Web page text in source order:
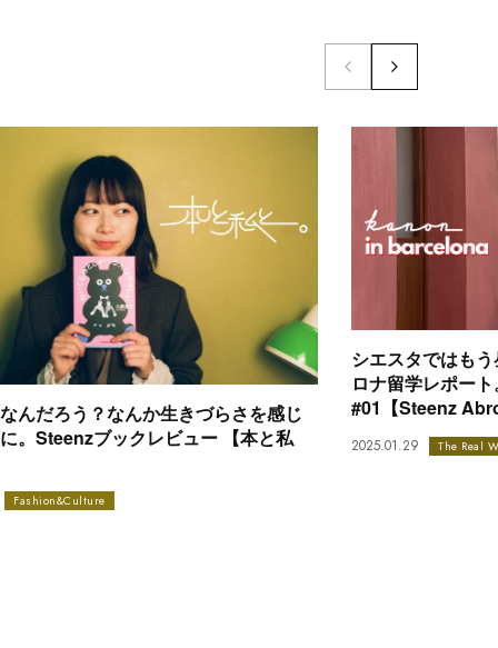
んだろう？なんか生きづらさを感じ
。Steenzブックレビュー 【本と私
Fashion&Culture
シエスタではも
ロナ留学レポー
#01【Steenz
2025.01.29 The Real